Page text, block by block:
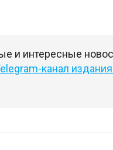
и интересные
канал